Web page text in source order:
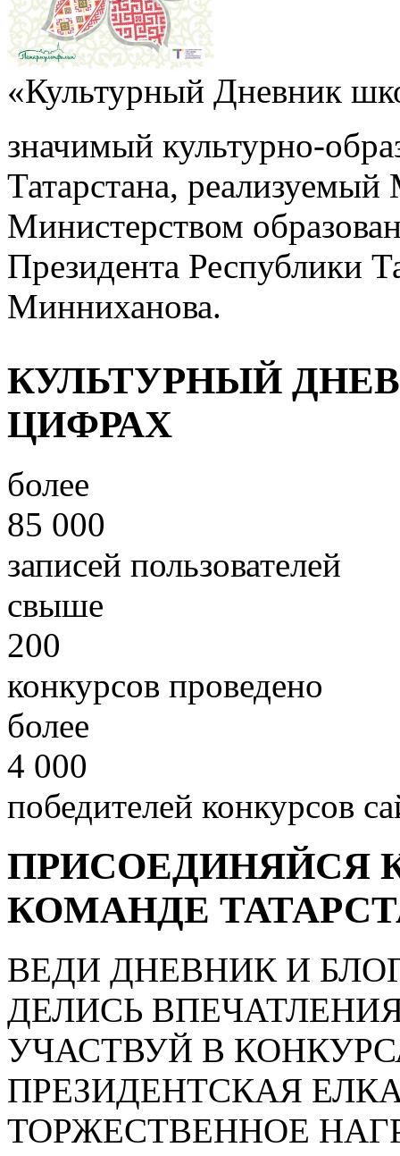
«Культурный Дневник
значимый культурно-
Татарстана,
Министерством
Президента Республики
Минниханова.
КУЛЬТУРНЫЙ
ЦИФРАХ
более
85 000
записей пользователей
свыше
200
конкурсов проведено
более
4 000
победителей конкурсов
ПРИСОЕДИНЯЙСЯ
КОМАНДЕ
ВЕДИ ДНЕВНИК И
ДЕЛИСЬ
УЧАСТВУЙ В
ПРЕЗИДЕНТСКАЯ
ТОРЖЕСТВЕННОЕ